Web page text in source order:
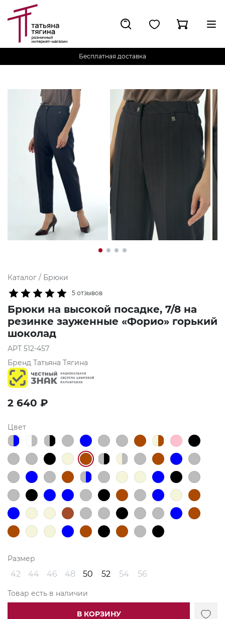
Бесплатная доставка
Каталог / Брюки
5 отзывов
Брюки на высокой посадке, 7/8 на
резинке зауженные «Форио» горький
шоколад
АРТ 512-457
Бренд Татьяна Тягина
2 640 ₽
Цвет
Размер
42 44 46 48 50 52 54 56
Товар есть в наличии
В КОРЗИНУ